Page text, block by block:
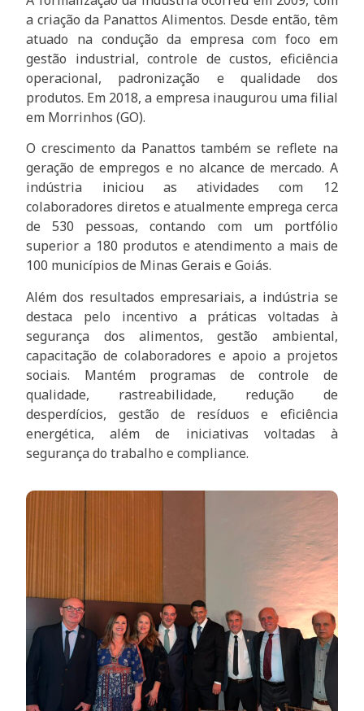
a criação da Panattos Alimentos. Desde então, têm
atuado na condução da empresa com foco em
gestão industrial, controle de custos, eficiência
operacional, padronização e qualidade dos
produtos. Em 2018, a empresa inaugurou uma filial
em Morrinhos (GO).
O crescimento da Panattos também se reflete na
geração de empregos e no alcance de mercado. A
indústria iniciou as atividades com 12
colaboradores diretos e atualmente emprega cerca
de 530 pessoas, contando com um portfólio
superior a 180 produtos e atendimento a mais de
100 municípios de Minas Gerais e Goiás.
Além dos resultados empresariais, a indústria se
destaca pelo incentivo a práticas voltadas à
segurança dos alimentos, gestão ambiental,
capacitação de colaboradores e apoio a projetos
sociais. Mantém programas de controle de
qualidade, rastreabilidade, redução de
desperdícios, gestão de resíduos e eficiência
energética, além de iniciativas voltadas à
segurança do trabalho e compliance.